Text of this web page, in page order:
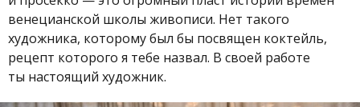
венецианской школы живописи. Нет такого
художника, которому был бы посвящен коктейль,
рецепт которого я тебе назвал. В своей работе
ты настоящий художник.